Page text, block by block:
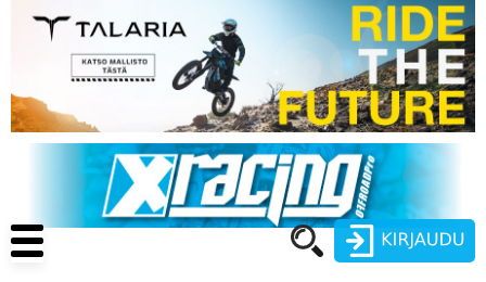
pääsisältöön
Main
navigation